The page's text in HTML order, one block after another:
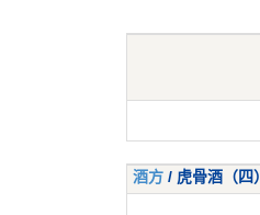
酒方 / 虎骨酒（四）